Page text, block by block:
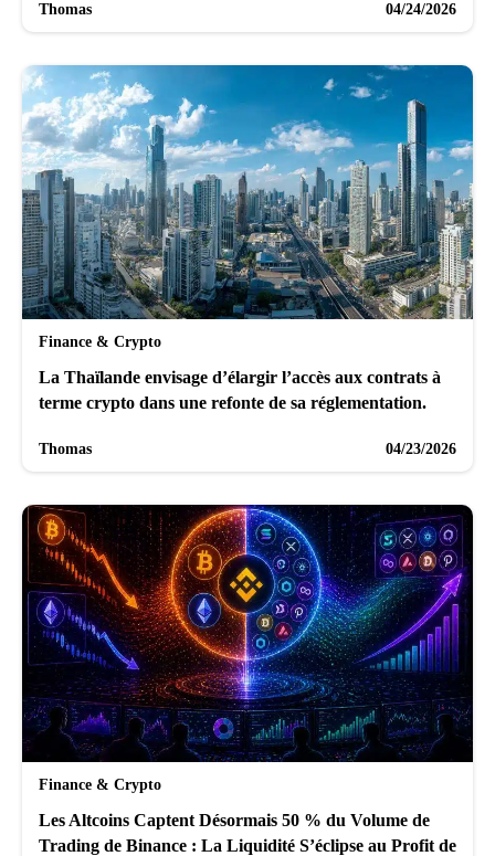
Thomas 04/24/2026
Finance & Crypto
La Thaïlande envisage d’élargir l’accès aux contrats à
terme crypto dans une refonte de sa réglementation.
Thomas 04/23/2026
Finance & Crypto
Les Altcoins Captent Désormais 50 % du Volume de
Trading de Binance : La Liquidité S’éclipse au Profit de